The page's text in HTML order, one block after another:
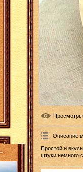
Просмотры
Описание
Простой и
штуки;немного